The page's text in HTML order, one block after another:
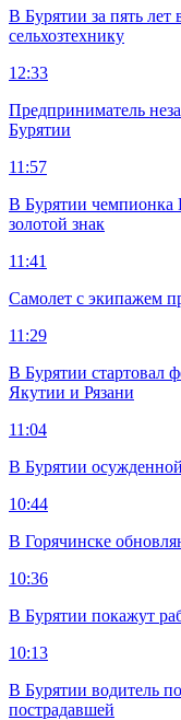
В Бурятии за пять
сельхозтехнику
12:33
Предприниматель
Бурятии
11:57
В Бурятии чемпионка
золотой знак
11:41
Самолет с экипажем
11:29
В Бурятии стартовал
Якутии и Рязани
11:04
В Бурятии
10:44
В Горячинске
10:36
В Бурятии покажут
10:13
В Бурятии водитель
пострадавшей